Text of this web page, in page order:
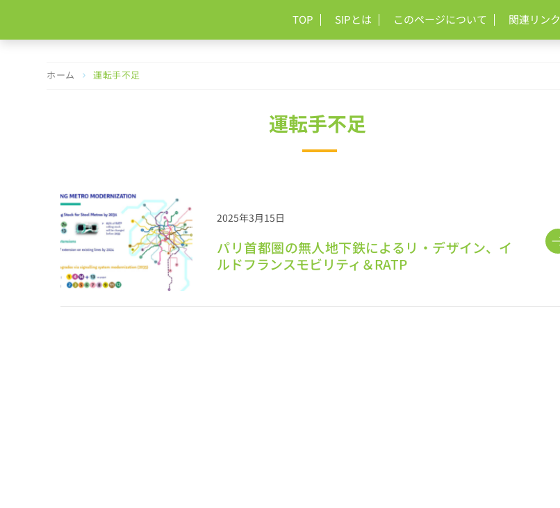
TOP SIPとは このページについて 関連リンク
ホーム 運転手不足
運転手不足
2025年3月15日
パリ首都圏の無人地下鉄によるリ・デザイン、イ
ルドフランスモビリティ＆RATP